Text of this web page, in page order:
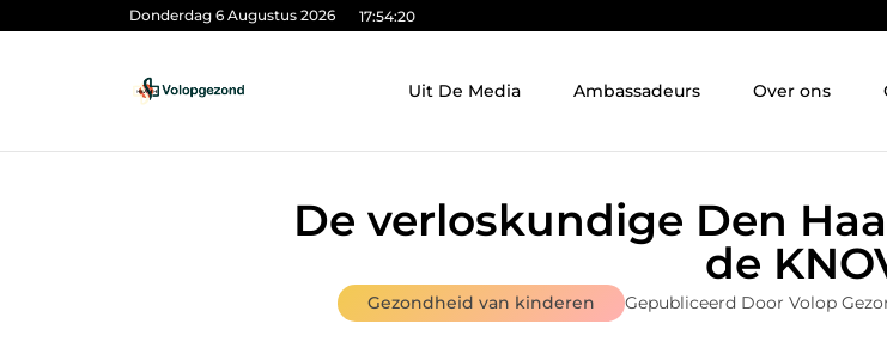
Donderdag 6 Augustus 2026 17:54:21
Uit De Media Ambassadeurs Over ons
De verloskundige Den
de
Gezondheid van kinderen Gepubliceerd Door Volop